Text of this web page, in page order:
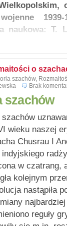
naukowa: T.
i
było
przywitali
z prelegentów
był już
niemieckie
in. na
nad
szachistów
czy
o
szachów,
Brak
szachów
wieku naszej
Chusrau I
w czatrang,
kolejnym
nastąpiła
reguły